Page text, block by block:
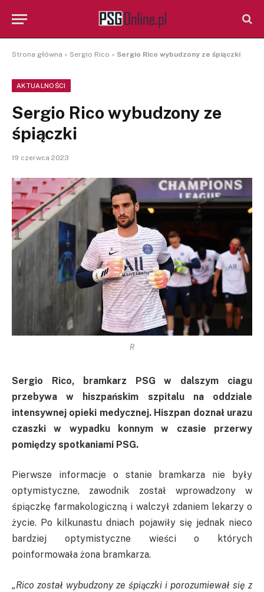
Strona główna » Sergio Rico » Sergio Rico wybudzony ze śpiączki
AKTUALNOŚCI
Sergio Rico wybudzony ze
śpiączki
19 czerwca 2023
R
Sergio Rico, bramkarz PSG w dalszym ciagu
przebywa w hiszpańskim szpitalu na oddziale
intensywnej opieki medycznej. Hiszpan doznał urazu
czaszki w wypadku konnym w czasie przerwy
pomiędzy spotkaniami PSG.
Pierwsze informacje o stanie bramkarza nie były
optymistyczne, zawodnik został wprowadzony w
śpiączkę farmakologiczną i walczył zdaniem lekarzy o
życie. Po kilkunastu dniach pojawiły się jednak nieco
bardziej optymistyczne wieści o których
poinformowała żona bramkarza.
„Rico został wybudzony ze śpiączki i porozumiewał się z